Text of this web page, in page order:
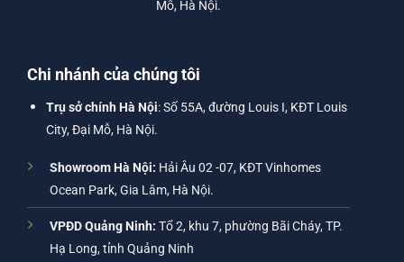
Mỗ, Hà Nội.
Chi nhánh của chúng tôi
Trụ sở chính Hà Nội: Số 55A, đường Louis I, KĐT Louis
City, Đại Mỗ, Hà Nội.
Showroom Hà Nội: Hải Âu 02 -07, KĐT Vinhomes
Ocean Park, Gia Lâm, Hà Nội.
VPĐD Quảng Ninh: Tổ 2, khu 7, phường Bãi Cháy, TP.
Hạ Long, tỉnh Quảng Ninh